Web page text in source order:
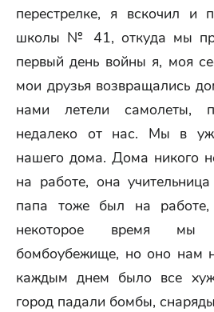
перестрелке, я вскочил и
школы № 41, откуда мы
первый день войны я, моя
мои друзья возвращались
нами летели самолеты,
недалеко от нас. Мы в
нашего дома. Дома никого
на работе, она
папа тоже был на
некоторое время мы
бомбоубежище, но оно нам
каждым днем было все
город падали бомбы,